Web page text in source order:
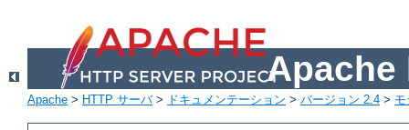
Apache
Apache > HTTP サーバ> ドキュメンテーション > バージョン 2.4 >